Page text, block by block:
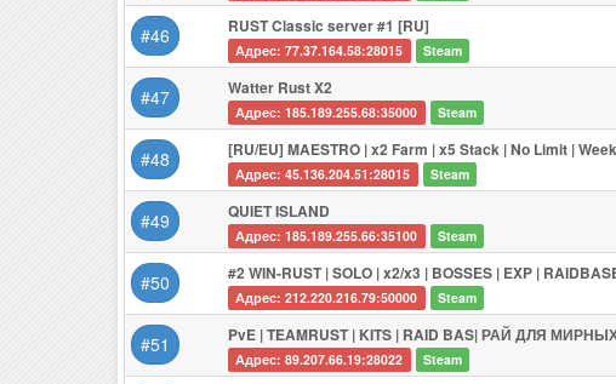
#46 RUST Classic server #1 [RU]
Адрес: 77.37.164.58:28015 Steam
#47 Watter Rust X2
Адрес: 185.189.255.68:35000 Steam
#48 [RU/EU] MAESTRO | x2 Farm | x5 Stack | No Limit |
Адрес: 45.136.204.51:28015 Steam
#49 QUIET ISLAND
Адрес: 185.189.255.66:35100 Steam
#50 #2 WIN-RUST | SOLO | x2/x3 | BOSSES | EXP |
Адрес: 212.220.216.79:50000 Steam
#51 PvE | TEAMRUST | KITS | RAID BAS| РАЙ ДЛЯ
Адрес: 89.207.66.19:28022 Steam